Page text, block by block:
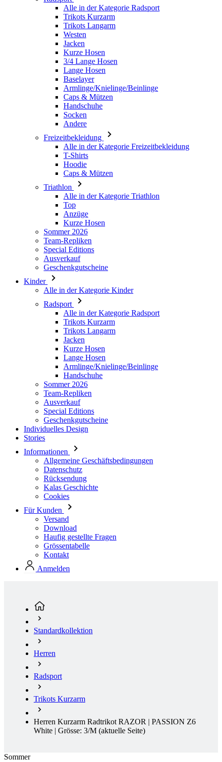
Kurze Hosen
3/4 Lange Hosen
Lange Hosen
Baselayer
Armlinge/Knielinge/Beinlinge
Caps & Mützen
Handschuhe
Socken
Andere
Freizeitbekleidung
Alle in der Kategorie Freizeitbekleidung
T-Shirts
Hoodie
Caps & Mützen
Triathlon
Alle in der Kategorie Triathlon
Top
Anzüge
Kurze Hosen
Sommer 2026
Team-Repliken
Special Editions
Ausverkauf
Geschenkgutscheine
Kinder
Alle in der Kategorie Kinder
Radsport
Alle in der Kategorie Radsport
Trikots Langarm
Jacken
Kurze Hosen
Lange Hosen
Armlinge/Knielinge/Beinlinge
Handschuhe
Sommer 2026
Team-Repliken
Ausverkauf
Special Editions
Geschenkgutscheine
Individuelles Design
Stories
Informationen
Allgemeine Geschäftsbedingungen
Datenschutz
Rücksendung
Kalas Geschichte
Cookies
Für Kunden
Versand
Download
Haufig gestellte Fragen
Grössentabelle
Kontakt
Anmelden
Herren
Radsport
Trikots Kurzarm
Herren Kurzarm Radtrikot RAZOR | PASSION Z6
White | Grösse: 3/M
Sommer
NEU